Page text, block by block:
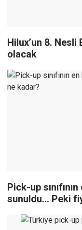
Hilux’un 8. Nesli
olacak
Pick-up
sunuldu… Peki